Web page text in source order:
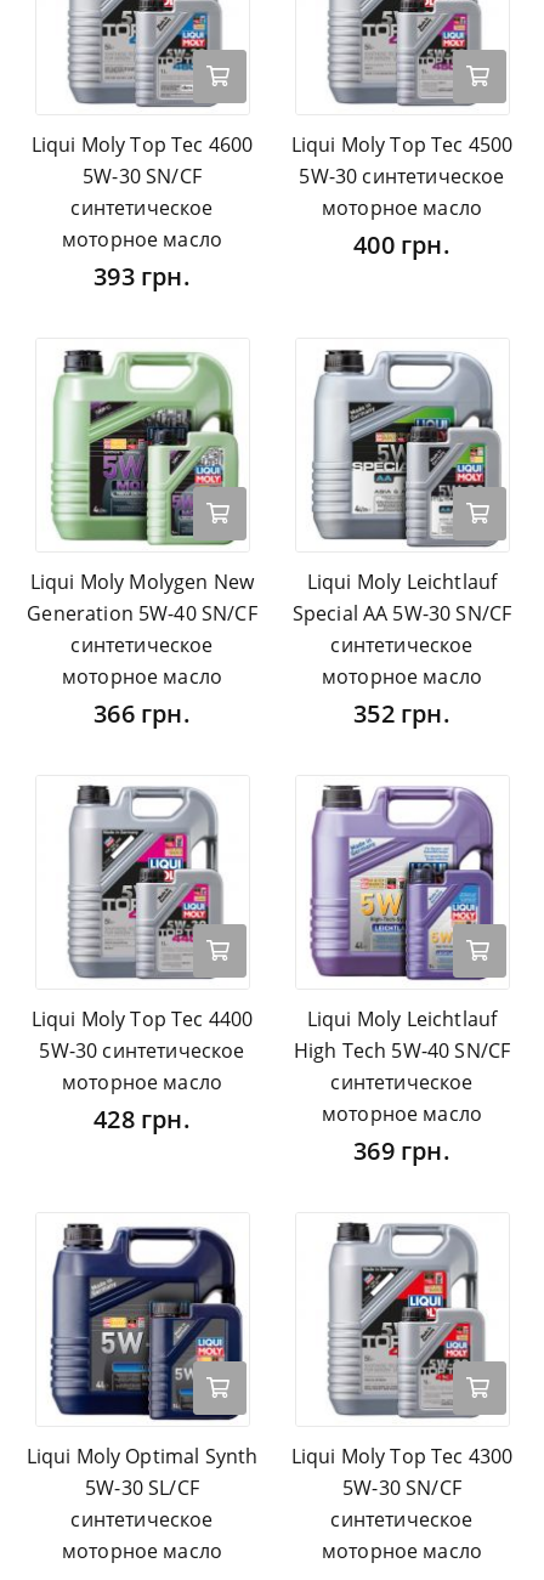
Liqui Moly Top Tec 4600
5W-30 SN/CF
синтетическое
моторное масло
393 грн.
Liqui Moly Top Tec 4500
5W-30 синтетическое
моторное масло
400 грн.
Liqui Moly Molygen New
Generation 5W-40 SN/CF
синтетическое
моторное масло
366 грн.
Liqui Moly Leichtlauf
Special AA 5W-30 SN/CF
синтетическое
моторное масло
352 грн.
Liqui Moly Top Tec 4400
5W-30 синтетическое
моторное масло
428 грн.
Liqui Moly Leichtlauf
High Tech 5W-40 SN/CF
синтетическое
моторное масло
369 грн.
Liqui Moly Optimal Synth
5W-30 SL/CF
синтетическое
моторное масло
Liqui Moly Top Tec 4300
5W-30 SN/CF
синтетическое
моторное масло